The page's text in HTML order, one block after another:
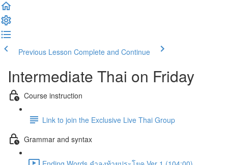
Previous Lesson Complete and Continue
Intermediate Thai on Friday
Course instruction
Link to join the Exclusive Live Thai Group
Grammar and syntax